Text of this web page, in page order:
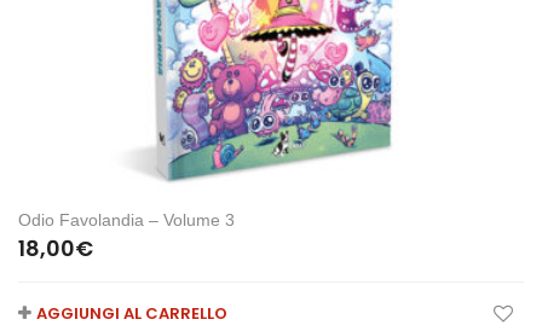
Odio Favolandia – Volume 3
18,00€
AGGIUNGI AL CARRELLO